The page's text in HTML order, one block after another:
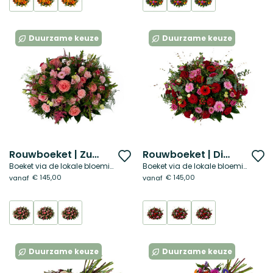
Duurzame keuze
Rouwboeket | Zuiver hart
Boeket via de lokale bloemist
vanaf € 145,00
Voeg
toe
aan
verlanglijst
Duurzame keuze
Rouwboeket | Diep rood
Boeket via de lokale bloemist
vanaf € 145,00
Duurzame keuze Duurzame keuze